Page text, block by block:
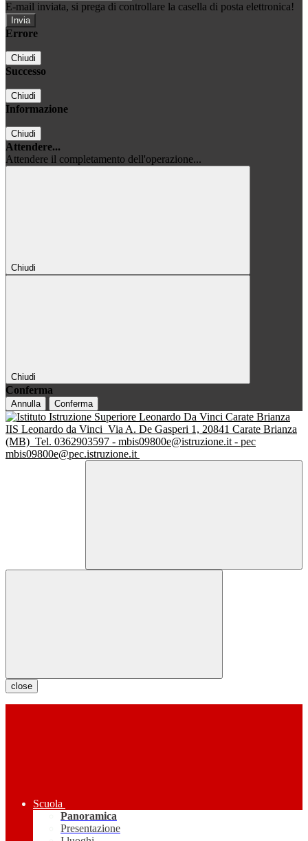
E-mail inviata, si prega di controllare la casella di posta elettronica!
Errore
Chiudi
Successo
Chiudi
Informazione
Chiudi
Attendere...
Attendere il completamento dell'operazione...
Chiudi
Chiudi
Conferma
Annulla Conferma
IIS Leonardo da Vinci Via A. De Gasperi 1, 20841 Carate Brianza
(MB) Tel. 0362903597 - mbis09800e@istruzione.it - pec
mbis09800e@pec.istruzione.it
close
Scuola
Panoramica
Presentazione